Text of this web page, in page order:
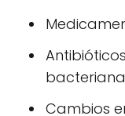
Cambios